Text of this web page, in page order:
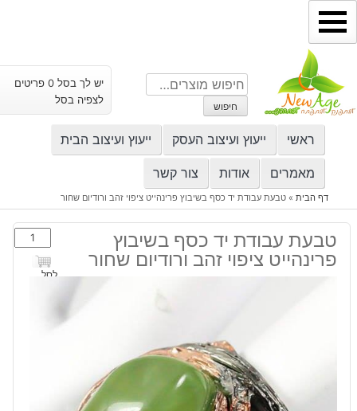
דילוג
לתוכן
חיפוש
עבור:
חיפוש
יש לך בסל 0 פריטים
לצפיה בסל
ראשי ייעוץ ועיצוב העסק ייעוץ ועיצוב הבית
מאמרים אודות צור קשר
דף הבית» טבעת עבודת יד כסף בשיבוץ פרינהייט ציפוי זהב ורודיום שחור
טבעת עבודת יד כסף בשיבוץ
פרינהייט ציפוי זהב ורודיום שחור
כמות
של
טבעת
לסל